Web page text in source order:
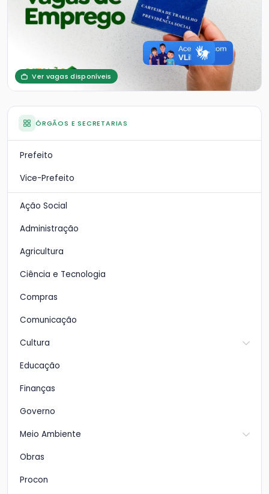
Ver vagas disponíveis
ÓRGÃOS E SECRETARIAS
Prefeito
Vice-Prefeito
Ação Social
Administração
Agricultura
Ciência e Tecnologia
Compras
Comunicação
Cultura
Educação
Finanças
Governo
Meio Ambiente
Obras
Procon